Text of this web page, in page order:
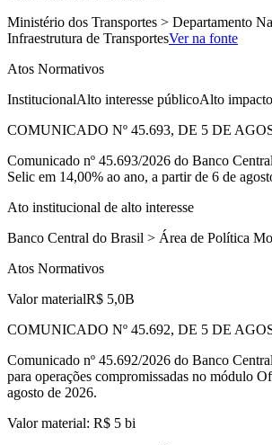
Ministério dos Transportes > Departamento
Infraestrutura de TransportesVer na fonte
Atos Normativos
InstitucionalAlto interesse públicoAlto impacto
COMUNICADO Nº 45.693, DE 5 DE
Comunicado nº 45.693/2026 do Banco
Selic em 14,00% ao ano, a partir de 6 de
Ato institucional de alto interesse
Banco Central do Brasil > Área de Política
Atos Normativos
Valor materialR$ 5,0B
COMUNICADO Nº 45.692, DE 5 DE
Comunicado nº 45.692/2026 do Banco
para operações compromissadas no módulo
agosto de 2026.
Valor material: R$ 5 bi